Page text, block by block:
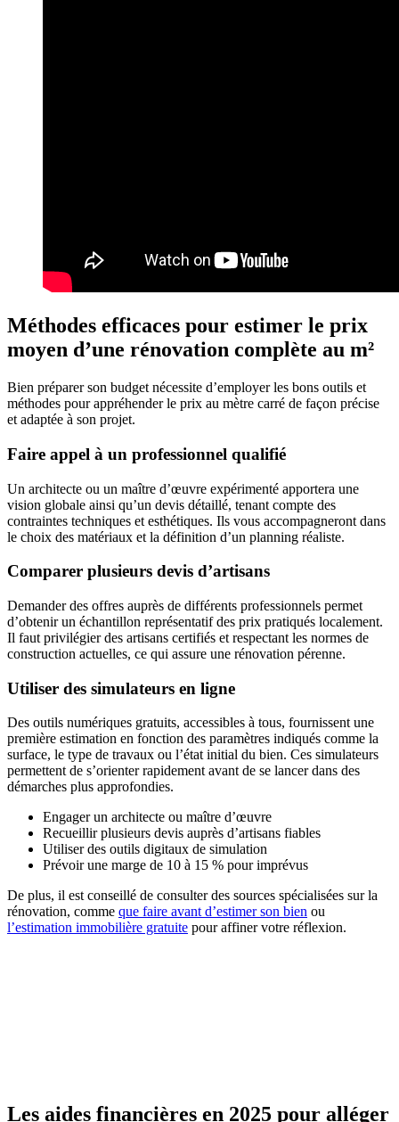
Méthodes efficaces pour estimer le prix
moyen d’une rénovation complète au m²
Bien préparer son budget nécessite d’employer les bons outils et
méthodes pour appréhender le prix au mètre carré de façon précise
et adaptée à son projet.
Faire appel à un professionnel qualifié
Un architecte ou un maître d’œuvre expérimenté apportera une
vision globale ainsi qu’un devis détaillé, tenant compte des
contraintes techniques et esthétiques. Ils vous accompagneront dans
le choix des matériaux et la définition d’un planning réaliste.
Comparer plusieurs devis d’artisans
Demander des offres auprès de différents professionnels permet
d’obtenir un échantillon représentatif des prix pratiqués localement.
Il faut privilégier des artisans certifiés et respectant les normes de
construction actuelles, ce qui assure une rénovation pérenne.
Utiliser des simulateurs en ligne
Des outils numériques gratuits, accessibles à tous, fournissent une
première estimation en fonction des paramètres indiqués comme la
surface, le type de travaux ou l’état initial du bien. Ces simulateurs
permettent de s’orienter rapidement avant de se lancer dans des
démarches plus approfondies.
Engager un architecte ou maître d’œuvre
Recueillir plusieurs devis auprès d’artisans fiables
Utiliser des outils digitaux de simulation
Prévoir une marge de 10 à 15 % pour imprévus
De plus, il est conseillé de consulter des sources spécialisées sur la
rénovation, comme que faire avant d’estimer son bien ou
l’estimation immobilière gratuite pour affiner votre réflexion.
Les aides financières en 2025 pour alléger